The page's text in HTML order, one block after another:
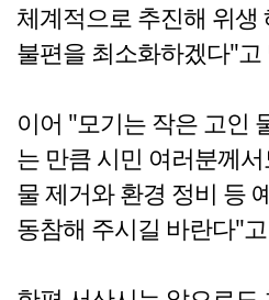
체계적으로 추진해 위생
불편을 최소화하겠다"고
이어 "모기는 작은 고인
는 만큼 시민 여러분께
물 제거와 환경 정비 등
동참해 주시길 바란다"